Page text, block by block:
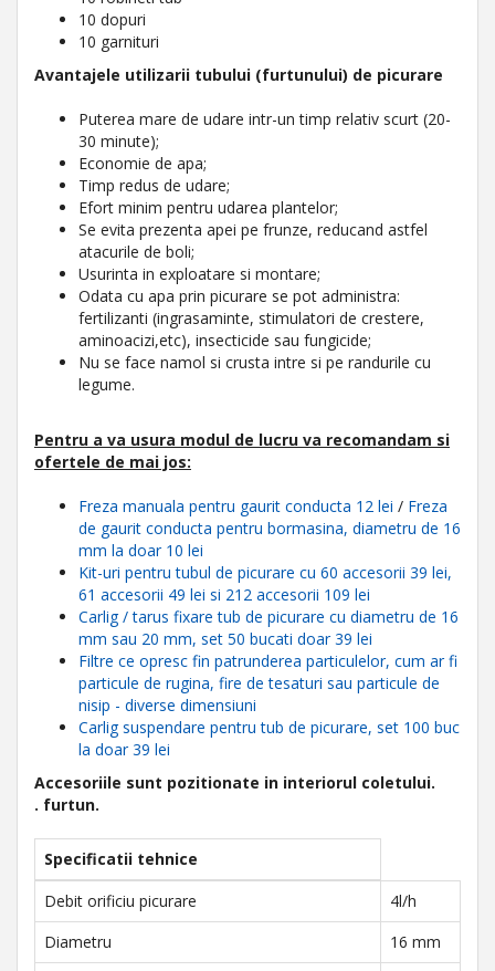
10 dopuri
10 garnituri
Avantajele utilizarii tubului (furtunului) de picurare
Puterea mare de udare intr-un timp relativ scurt (20-
30 minute);
Economie de apa;
Timp redus de udare;
Efort minim pentru udarea plantelor;
Se evita prezenta apei pe frunze, reducand astfel
atacurile de boli;
Usurinta in exploatare si montare;
Odata cu apa prin picurare se pot administra:
fertilizanti (ingrasaminte, stimulatori de crestere,
aminoacizi,etc), insecticide sau fungicide;
Nu se face namol si crusta intre si pe randurile cu
legume.
Pentru a va usura modul de lucru va recomandam si
ofertele de mai jos:
Freza manuala pentru gaurit conducta 12 lei / Freza
de gaurit conducta pentru bormasina, diametru de 16
mm la doar 10 lei
Kit-uri pentru tubul de picurare cu 60 accesorii 39 lei,
61 accesorii 49 lei si 212 accesorii 109 lei
Carlig / tarus fixare tub de picurare cu diametru de 16
mm sau 20 mm, set 50 bucati doar 39 lei
Filtre ce opresc fin patrunderea particulelor, cum ar fi
particule de rugina, fire de tesaturi sau particule de
nisip - diverse dimensiuni
Carlig suspendare pentru tub de picurare, set 100 buc
la doar 39 lei
Accesoriile sunt pozitionate in interiorul coletului.
. furtun.
Specificatii tehnice
Debit orificiu picurare
4l/h
Diametru
16 mm